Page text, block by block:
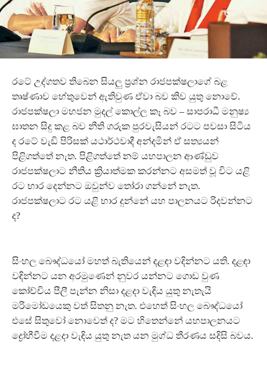
රටේ උද්ගතව තිබෙන සියලු ප්‍රශ්න රාජපක්ෂලාගේ බළ
තෘෂ්ණාව හේතුවෙන් ඇතිවුණ ඒවා බව කිව යුතු නොවේ.
රාජපක්ෂලා මහජන මුදල් කොල්ල කෑ බව – සාපරාධී මනුෂ්‍ය
ඝාතන සිදු කළ බව නීති ගරුක පුරවැසියන් රටට පවසා සිටිය
ද රටේ වැඩි පිරිසක් යථාර්ථවාදී අන්දමින් ඒ සත්‍යයන්
පිළිගත්තේ නැත. පිළිගත්තේ නම් යහපාලන ආණ්ඩුව
රාජපක්ෂලාට නීතිය ක්‍රියාත්මක කරන්නට අසමත් වූ විට යළි
රට භාර දෙන්නට ඔවුන්ව තෝරා ගන්නේ නැත.
රාජපක්ෂලාට රට යළි භාර දුන්නේ යහ පාලනයට රිදවන්නට
ද?
සිංහල බෞද්ධයෝ මහත් බැතියෙන් දළඳා වදින්නට යති. දළඳා
වඳින්නට යන අරමුණෙන් නුවර යන්නට ගොඩ වුණ
කෝච්චිය පීලී පැන්න නිසා දළදා වැඳිය යුතු නැතැයි
මරිමෝඩයෙකු වත් සිතනු නැත. එහෙත් සිංහල බෞද්ධයෝ
එසේ සිතුවෝ නොවෙත් ද? මට හිතෙන්නේ යහපාලනයට
ද්‍රෝහීවීම දළදා වැඳිය යුතු නැත යන මුග්ධ තීරණය සදිසි බවය.